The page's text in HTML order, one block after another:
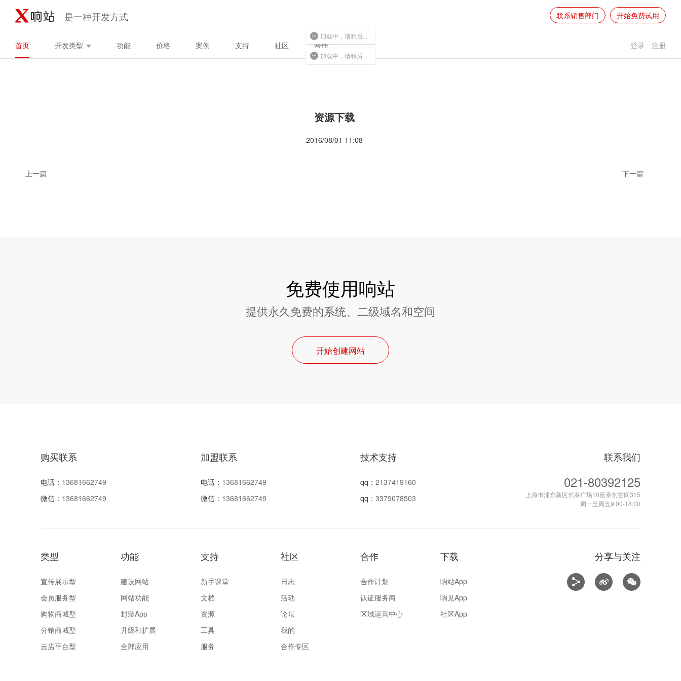
是一种开发方式 联系销售部门 开始免费试用
登录 注册
首页 开发类型 功能 价格 案例 支持 社区 合作
资源下载
2016/08/01 11:08
上一篇 下一篇
免费使用响站
提供永久免费的系统、二级域名和空间
开始创建网站
购买联系
电话： 13681662749
微信： 13681662749
加盟联系
电话： 13681662749
微信： 13681662749
技术支持
qq：2137419160
qq：3379078503
联系我们
021-80392125
上海市浦东新区长泰广场10座泰创空间315
周一至周五9:00-18:00
类型
宣传展示型
会员服务型
购物商城型
分销商城型
云店平台型
功能
建设网站
网站功能
封装App
升级和扩展
全部应用
支持
新手课堂
文档
资源
工具
服务
社区
日志
活动
论坛
我的
合作专区
合作
合作计划
认证服务商
区域运营中心
下载
响站App
响见App
社区App
分享与关注
加载中，请稍后...
加载中，请稍后...